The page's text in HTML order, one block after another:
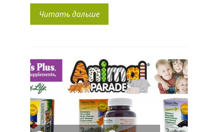
из лучших завтраков. Такие коктейли
очень популярны в Америке и Европе,
весь день, обеспечивают организм […]
Читать дальше